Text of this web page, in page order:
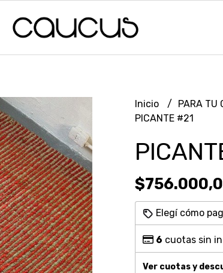
Inicio PARA TU
PICANTE #21
Elegí cómo
6 cuotas sin
Ver cuotas y